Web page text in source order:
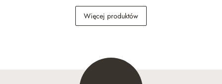
Łańcuch świetlny LED,
zestaw 2 szt. Crane
Zasłona Bagujo
Więcej produktów